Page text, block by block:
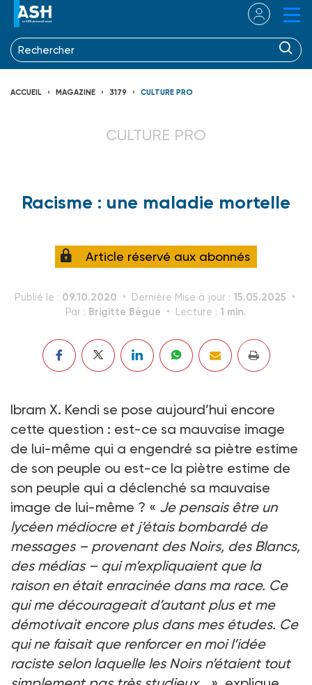
ACCUEIL MAGAZINE 3179 CULTURE PRO
CULTURE PRO
Racisme : une maladie mortelle
Article réservé aux abonnés
Publié le : 09.10.2020 Dernière Mise à jour : 15.05.2025
Par : Brigitte Bègue Lecture : 1 min.
Ibram X. Kendi se pose aujourd’hui encore
cette question : est-ce sa mauvaise image
de lui-même qui a engendré sa piètre estime
de son peuple ou est-ce la piètre estime de
son peuple qui a déclenché sa mauvaise
image de lui-même ? « Je pensais être un
lycéen médiocre et j’étais bombardé de
messages – provenant des Noirs, des Blancs,
des médias – qui m’expliquaient que la
raison en était enracinée dans ma race. Ce
qui me décourageait d’autant plus et me
démotivait encore plus dans mes études. Ce
qui ne faisait que renforcer en moi l’idée
raciste selon laquelle les Noirs n’étaient tout